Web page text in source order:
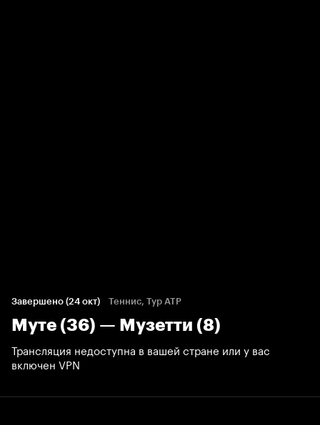
Завершено (24 окт) Теннис, Тур ATP
Муте (36) — Музетти (8)
Трансляция недоступна в вашей стране или у вас
включен VPN